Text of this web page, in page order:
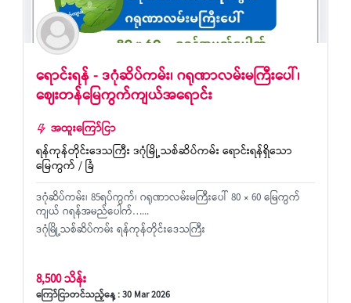
ရောင်းရန် - ဒဂုံဆိပ်ကမ်း၊ ဂရုဏာလမ်းမကြီးပေါ်၊
ဈေးတန်မြေကွက်ကျယ်အရောင်း
အထူးကြော်ငြာ
ရန်ကုန်တိုင်းဒေသကြီး ဒဂုံမြို့သစ်ဆိပ်ကမ်း ရောင်းရန်ရှိသော
မြေကွက် / ခြံ
ဒဂုံဆိပ်ကမ်း၊ 85ရပ်ကွက်၊ ဂရုဏာလမ်းမကြီးပေါ် 80 × 60 မြေကွက်
ကျယ် ဂရန်အမည်ပေါက်…...
ဒဂုံမြို့သစ်ဆိပ်ကမ်း ရန်ကုန်တိုင်းဒေသကြီး
8,500 သိန်း
ကြော်ငြာတင်သည့်နေ့ : 30 Mar 2026